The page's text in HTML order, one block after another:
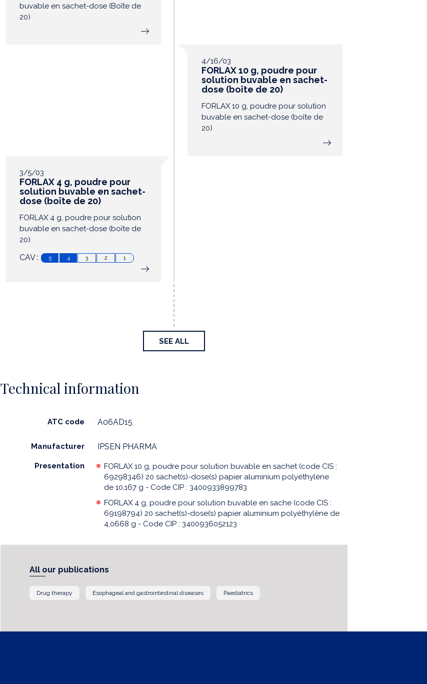
buvable en sachet-dose (Boîte de
20)
4/16/03
FORLAX 10 g, poudre pour
solution buvable en sachet-
dose (boîte de 20)
FORLAX 10 g, poudre pour solution
buvable en sachet-dose (boîte de
20)
3/5/03
FORLAX 4 g, poudre pour
solution buvable en sachet-
dose (boîte de 20)
FORLAX 4 g, poudre pour solution
buvable en sachet-dose (boîte de
20)
CAV : 5 4 3 2 1
SEE ALL
Technical information
ATC code A06AD15
Manufacturer IPSEN PHARMA
Presentation
FORLAX 10 g, poudre pour solution buvable en sachet (code CIS :
69298346) 20 sachet(s)-dose(s) papier aluminium polyéthylène
de 10,167 g - Code CIP : 3400933899783
FORLAX 4 g, poudre pour solution buvable en sache (code CIS :
69198794) 20 sachet(s)-dose(s) papier aluminium polyéthylène de
4,0668 g - Code CIP : 3400936052123
All our publications
Drug therapy Esophageal and gastrointestinal diseases Paediatrics